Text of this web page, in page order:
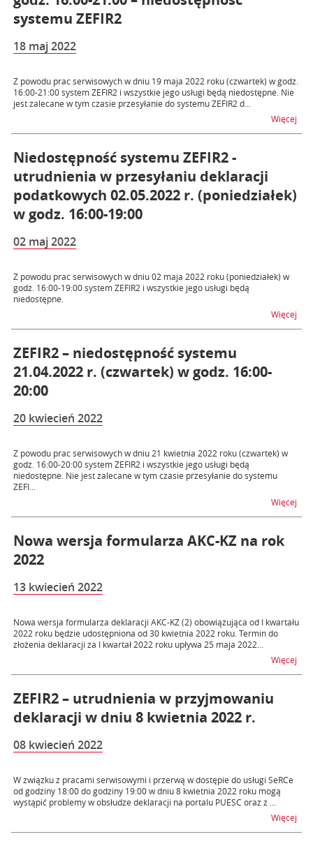
systemu ZEFIR2
18 maj 2022
Z powodu prac serwisowych w dniu 19 maja 2022 roku (czwartek) w godz.
16:00-21:00 system ZEFIR2 i wszystkie jego usługi będą niedostępne. Nie
jest zalecane w tym czasie przesyłanie do systemu ZEFIR2 d...
Więcej
Niedostępność systemu ZEFIR2 -
utrudnienia w przesyłaniu deklaracji
podatkowych 02.05.2022 r. (poniedziałek)
w godz. 16:00-19:00
02 maj 2022
Z powodu prac serwisowych w dniu 02 maja 2022 roku (poniedziałek) w
godz. 16:00-19:00 system ZEFIR2 i wszystkie jego usługi będą
niedostępne.
Więcej
ZEFIR2 – niedostępność systemu
21.04.2022 r. (czwartek) w godz. 16:00-
20:00
20 kwiecień 2022
Z powodu prac serwisowych w dniu 21 kwietnia 2022 roku (czwartek) w
godz. 16:00-20:00 system ZEFIR2 i wszystkie jego usługi będą
niedostępne. Nie jest zalecane w tym czasie przesyłanie do systemu
ZEFI...
Więcej
Nowa wersja formularza AKC-KZ na rok
2022
13 kwiecień 2022
Nowa wersja formularza deklaracji AKC-KZ (2) obowiązująca od I kwartału
2022 roku będzie udostępniona od 30 kwietnia 2022 roku. Termin do
złożenia deklaracji za I kwartał 2022 roku upływa 25 maja 2022...
Więcej
ZEFIR2 – utrudnienia w przyjmowaniu
deklaracji w dniu 8 kwietnia 2022 r.
08 kwiecień 2022
W związku z pracami serwisowymi i przerwą w dostępie do usługi SeRCe
od godziny 18:00 do godziny 19:00 w dniu 8 kwietnia 2022 roku mogą
wystąpić problemy w obsłudze deklaracji na portalu PUESC oraz z ...
Więcej